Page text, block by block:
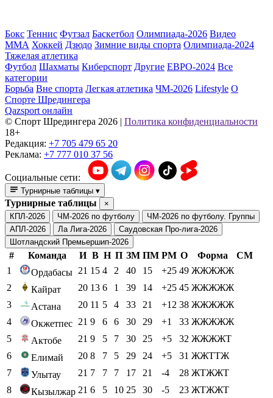
Бокс Теннис Футзал Баскетбол Олимпиада-2026 Видео
ММА Хоккей Дзюдо Зимние виды спорта Олимпиада-2024
Тяжелая атлетика
Футбол Шахматы Киберспорт Другие ЕВРО-2024 Все
категории
Борьба Вне спорта Легкая атлетика ЧМ-2026 Lifestyle О
Спорте Шредингера
Qazsport онлайн
© Cпорт Шредингера 2026 | Политика конфиденциальности
18+
Редакция: +7 705 479 65 20
Реклама: +7 777 010 37 56
Социальные сети:
Турнирные таблицы ▾
Турнирные таблицы
×
КПЛ-2026
ЧМ-2026 по футболу
ЧМ-2026 по футболу. Группы
АПЛ-2026
Ла Лига-2026
Саудовская Про-лига-2026
Шотландский Премьершип-2026
# Команда И В Н П ЗМ ПМ РМ О Форма
СМ
1
Ордабасы 21 15 4 2 40 15 +25 49 ЖЖЖЖЖ
2
Кайрат 20 13 6 1 39 14 +25 45 ЖЖЖЖЖ
3
Астана 20 11 5 4 33 21 +12 38 ЖЖЖЖЖ
4
Окжетпес 21 9 6 6 30 29 +1 33 ЖЖЖЖЖ
5
Актобе 21 9 5 7 30 25 +5 32 ЖЖЖЖТ
6
Елимай 20 8 7 5 29 24 +5 31 ЖЖТТЖ
7
Улытау 21 7 7 7 17 21 -4 28 ЖТЖЖТ
8
Кызылжар 21 6 5 10 25 30 -5 23 ЖТЖЖТ